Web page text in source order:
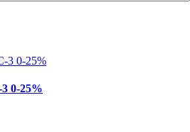
0-25%